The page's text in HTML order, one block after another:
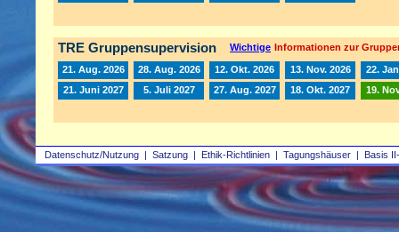
Datenschutz/Nutzung | Satzung | Ethik-Richtlinien | Tagungshäuser | Basis
TRE Gruppensupervision Wichtige Informationen zur
21. Aug. 2026 28. Aug. 2026 12. Okt. 2026 13. Nov. 2026
22.
21. Juni 2027
5. Juli 2027 27. Aug. 2027 18. Okt. 2027 19.